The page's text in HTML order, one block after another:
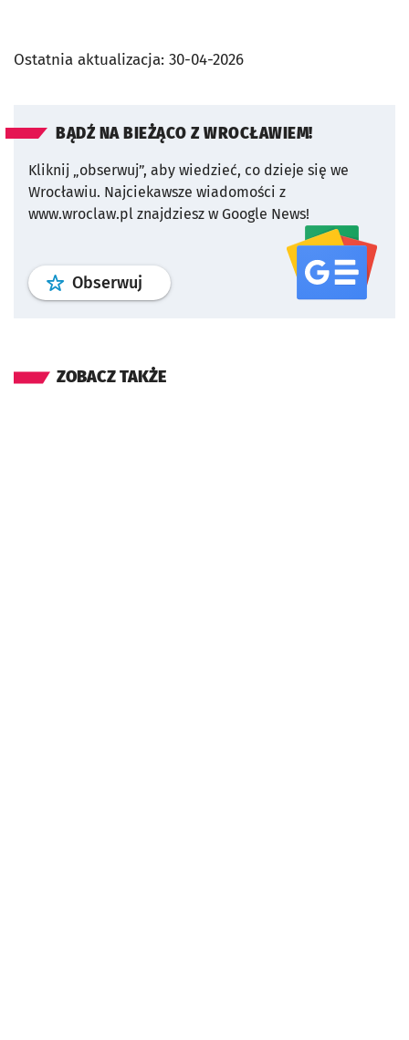
Ostatnia aktualizacja: 30-04-2026
BĄDŹ NA BIEŻĄCO Z WROCŁAWIEM!
Kliknij „obserwuj”, aby wiedzieć, co dzieje się we
Wrocławiu. Najciekawsze wiadomości z
www.wroclaw.pl znajdziesz w Google News!
Obserwuj profil serwisu
ZOBACZ TAKŻE